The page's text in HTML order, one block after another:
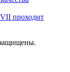
проходит